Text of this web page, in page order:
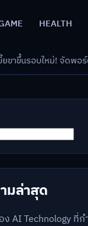
HEALTH
ตหนี้-ลงทุนรับมืออย่า
มล่าสุด
ง AI Technology ที่ก